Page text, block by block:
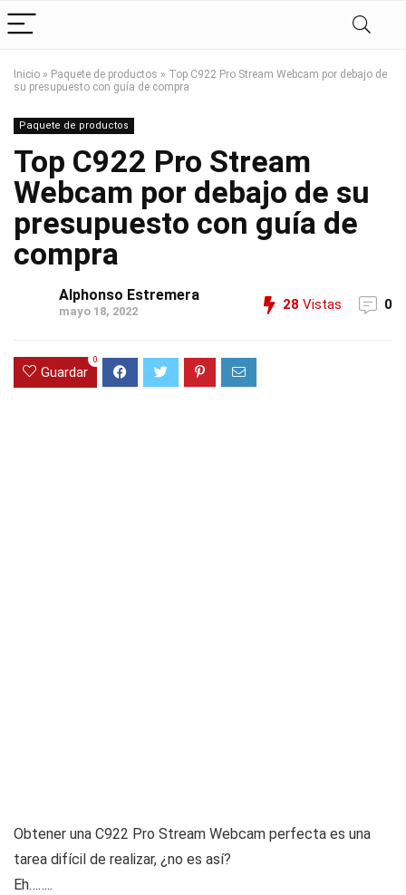
Inicio » Paquete de productos » Top C922 Pro Stream Webcam por debajo de
su presupuesto con guía de compra
Paquete de productos
Top C922 Pro Stream
Webcam por debajo de su
presupuesto con guía de
compra
Alphonso Estremera
mayo 18, 2022 28 Vistas 0
Guardar
0
Obtener una C922 Pro Stream Webcam perfecta es una
tarea difícil de realizar, ¿no es así?
Eh……..